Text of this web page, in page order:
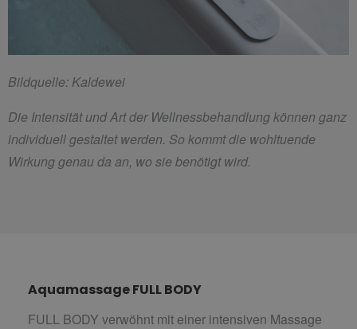
Bildquelle: Kaldewei
Die Intensität und Art der Wellnessbehandlung können ganz
individuell gestaltet werden. So kommt die wohltuende
Wirkung genau da an, wo sie benötigt wird.
Aquamassage FULL BODY
FULL BODY verwöhnt mit einer intensiven Massage